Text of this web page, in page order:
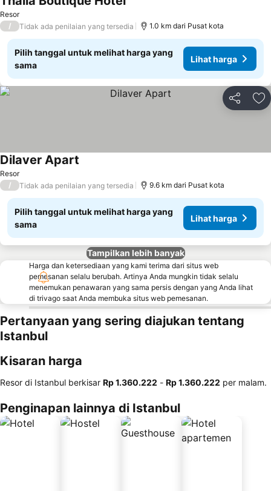
Resor
/ Tidak ada penilaian yang tersedia 1.0 km dari Pusat kota
Pilih tanggal untuk melihat harga yang
sama
Lihat harga
Bagikan
Resor
Dilaver Apart
/ Tidak ada penilaian yang tersedia 9.6 km dari Pusat kota
Pilih tanggal untuk melihat harga yang
sama
Lihat harga
Tampilkan lebih banyak
Harga dan ketersediaan yang kami terima dari situs web
pemesanan selalu berubah. Artinya Anda mungkin tidak selalu
menemukan penawaran yang sama persis dengan yang Anda lihat
di trivago saat Anda membuka situs web pemesanan.
Pertanyaan yang sering diajukan tentang
Istanbul
Kisaran harga
Resor di Istanbul berkisar ‎Rp 1.360.222 - ‎Rp 1.360.222 per malam.
Penginapan lainnya di Istanbul